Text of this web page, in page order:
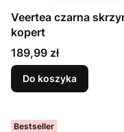
Veertea czarna
kopert
Cena
189,99 zł
Do koszyka
Bestseller